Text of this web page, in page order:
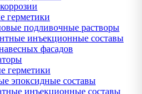
герметики
подливочные растворы
инъекционные составы
фасадов
герметики
эпоксидные составы
инъекционные составы